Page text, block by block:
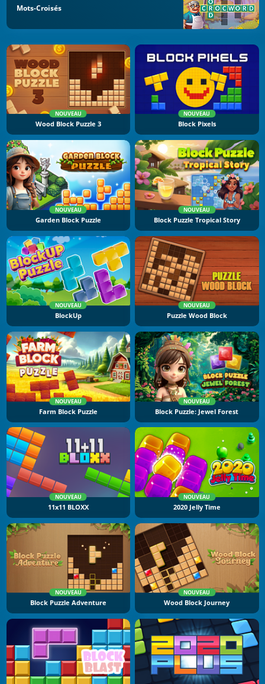
Mots-Croisés
NOUVEAU
Wood Block Puzzle 3
NOUVEAU
Block Pixels
NOUVEAU
Garden Block Puzzle
NOUVEAU
Block Puzzle Tropical Story
NOUVEAU
BlockUp
NOUVEAU
Puzzle Wood Block
NOUVEAU
Farm Block Puzzle
NOUVEAU
Block Puzzle: Jewel Forest
NOUVEAU
11x11 BLOXX
NOUVEAU
2020 Jelly Time
NOUVEAU
Block Puzzle Adventure
NOUVEAU
Wood Block Journey